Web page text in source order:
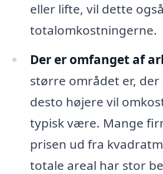
eller lifte, vil dette
totalomkostningerne.
Der er omfanget af
større området er, der
desto højere vil
typisk være. Mange
prisen ud fra
totale areal har stor